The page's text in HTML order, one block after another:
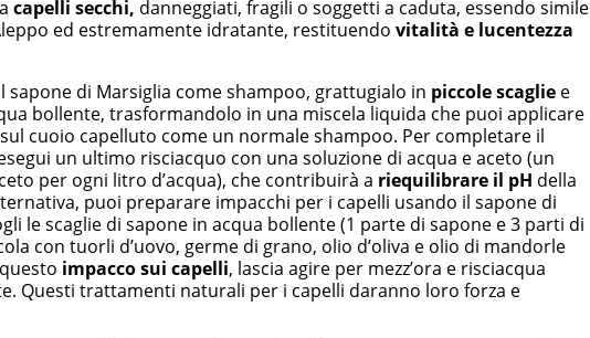
capelli secchi, danneggiati, fragili o soggetti a caduta, essendo simile
ed estremamente idratante, restituendo vitalità e lucentezza
sapone di Marsiglia come shampoo, grattugialo in piccole scaglie e
bollente, trasformandolo in una miscela liquida che puoi applicare
cuoio capelluto come un normale shampoo. Per completare il
un ultimo risciacquo con una soluzione di acqua e aceto (un
per ogni litro d’acqua), che contribuirà a riequilibrare il pH della
puoi preparare impacchi per i capelli usando il sapone di
le scaglie di sapone in acqua bollente (1 parte di sapone e 3 parti di
con tuorli d’uovo, germe di grano, olio d’oliva e olio di mandorle
impacco sui capelli, lascia agire per mezz’ora e risciacqua
Questi trattamenti naturali per i capelli daranno loro forza e